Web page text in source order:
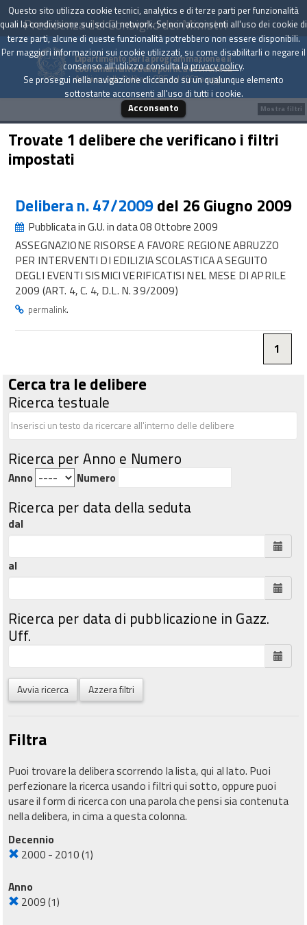
Presidenza del Consiglio dei Ministri
Dipartimento per la programmazione e il
coordinamento della politica economica
Archivio delle Delibere CIPE dal 1967 a oggi
Trovate 1 delibere che verificano i filtri
impostati
Delibera n. 47/2009del 26 Giugno 2009
Pubblicata in G.U. in data 08 Ottobre 2009
ASSEGNAZIONE RISORSE A FAVORE REGIONE ABRUZZO
PER INTERVENTI DI EDILIZIA SCOLASTICA A SEGUITO
DEGLI EVENTI SISMICI VERIFICATISI NEL MESE DI APRILE
2009 (ART. 4, C. 4, D.L. N. 39/2009)
permalink.
1
Cerca tra le delibere
Ricerca testuale
Ricerca per Anno e Numero
Anno Numero
Ricerca per data della seduta
dal
al
Ricerca per data di pubblicazione in Gazz.
Uff.
Avvia ricerca Azzera filtri
Filtra
Puoi trovare la delibera scorrendo la lista, qui al lato. Puoi
perfezionare la ricerca usando i filtri qui sotto, oppure puoi
usare il form di ricerca con una parola che pensi sia contenuta
nella delibera, in cima a questa colonna.
Decennio
2000 - 2010(1)
Anno
2009(1)
Mostra filtri
Questo sito utilizza cookie tecnici, analytics e di terze parti per funzionalità
quali la condivisione sui social network. Se non acconsenti all'uso dei cookie di
terze parti, alcune di queste funzionalità potrebbero non essere disponibili.
Per maggiori informazioni sui cookie utilizzati, su come disabilitarli o negare il
consenso all'utilizzo consulta laprivacy policy.
Se prosegui nella navigazione cliccando su un qualunque elemento
sottostante acconsenti all'uso di tutti i cookie.
Acconsento